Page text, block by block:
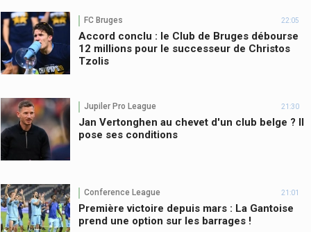
FC Bruges 22:05
Accord conclu : le Club de Bruges débourse
12 millions pour le successeur de Christos
Tzolis
Jupiler Pro League 21:30
Jan Vertonghen au chevet d'un club belge ? Il
pose ses conditions
Conference League 21:01
Première victoire depuis mars : La Gantoise
prend une option sur les barrages !